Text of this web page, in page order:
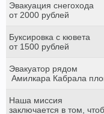
Эвакуация снегохода
от 2000 рублей
Буксировка с кювета
от 1500 рублей
Эвакуатор рядом
Амилкара Кабрала
Наша миссия
заключается в том,